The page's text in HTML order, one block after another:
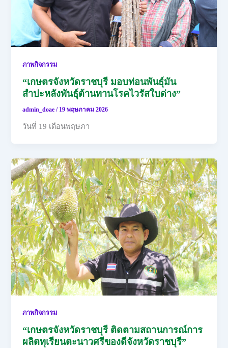
ภาพกิจกรรม
“เกษตรจังหวัดราชบุรี มอบท่อนพันธุ์มัน
สำปะหลังพันธุ์ต้านทานโรคไวรัสใบด่าง”
admin_doae/ 19 พฤษภาคม 2026
วันที่ 19 เดือนพฤษภา
ภาพกิจกรรม
“เกษตรจังหวัดราชบุรี ติดตามสถานการณ์การ
ผลิตทุเรียนตะนาวศรีของดีจังหวัดราชบุรี”